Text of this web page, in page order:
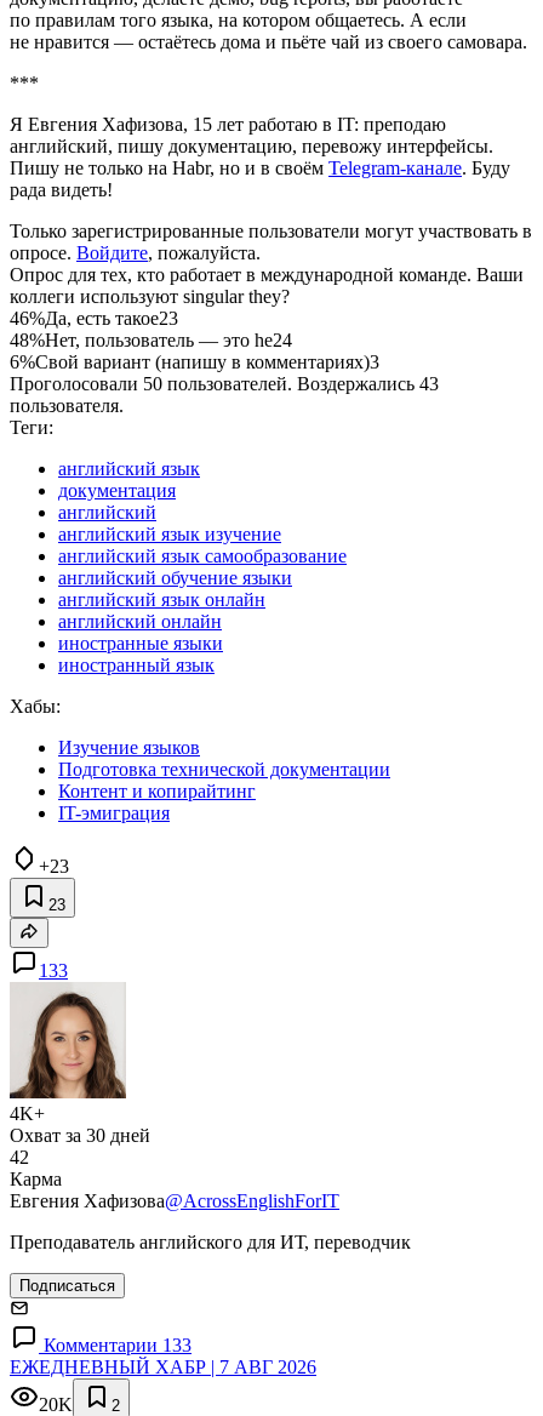
по правилам того языка, на котором общаетесь. А если
не нравится — остаётесь дома и пьёте чай из своего самовара.
***
Я Евгения Хафизова, 15 лет работаю в IT: преподаю
английский, пишу документацию, перевожу интерфейсы.
Пишу не только на Habr, но и в своём Telegram‑канале. Буду
рада видеть!
Только зарегистрированные пользователи могут участвовать в
опросе. Войдите, пожалуйста.
Опрос для тех, кто работает в международной команде. Ваши
коллеги используют singular they?
46%Да, есть такое23
48%Нет, пользователь — это he24
6%Свой вариант (напишу в комментариях)3
Проголосовали 50 пользователей. Воздержались 43
пользователя.
Теги:
английский язык
документация
английский
английский язык изучение
английский язык самообразование
английский обучение языки
английский язык онлайн
английский онлайн
иностранные языки
иностранный язык
Хабы:
Изучение языков
Подготовка технической документации
Контент и копирайтинг
IT-эмиграция
+23
23
133
4K+
Охват за 30 дней
42
Карма
Евгения Хафизова@AcrossEnglishForIT
Преподаватель английского для ИТ, переводчик
Подписаться
Комментарии 133
ЕЖЕДНЕВНЫЙ ХАБР | 7 АВГ 2026
20K
2